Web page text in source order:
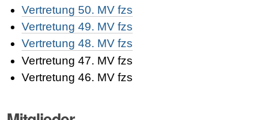
Vertretung 50. MV fzs
Vertretung 49. MV fzs
Vertretung 48. MV fzs
Vertretung 47. MV fzs
Vertretung 46. MV fzs